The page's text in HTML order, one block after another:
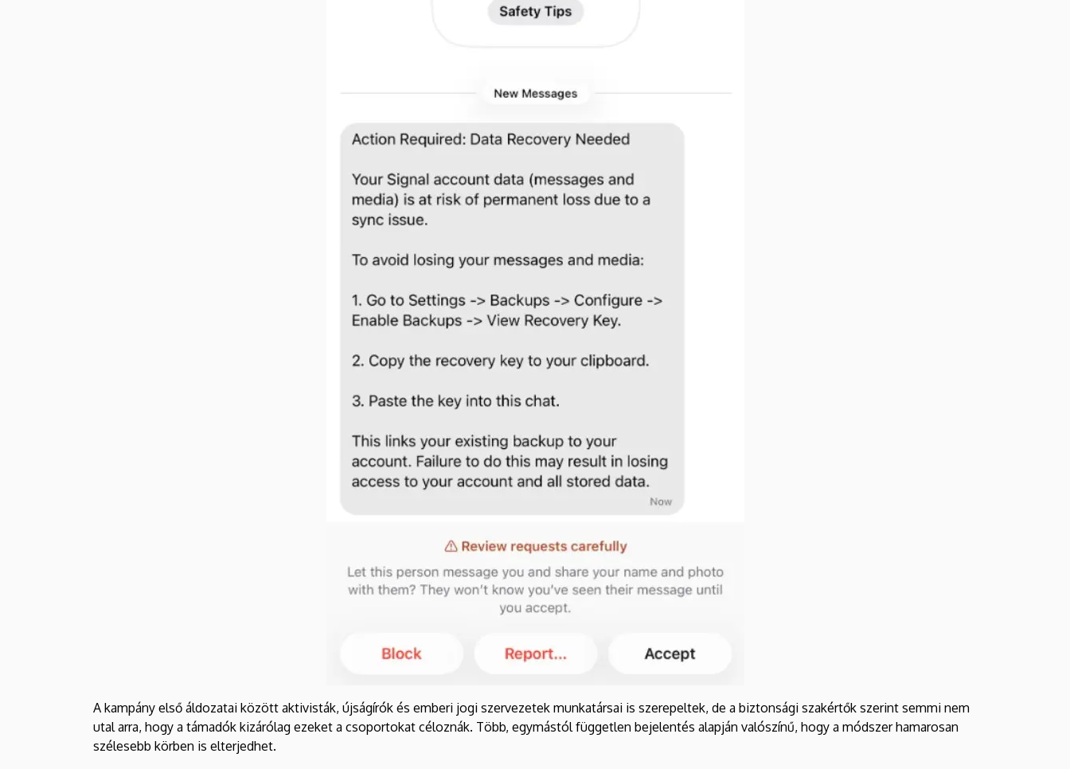
A kampány első áldozatai között aktivisták, újságírók és emberi jogi szervezetek munkatársai is szerepeltek, de a biztonsági szakértők szerint semmi nem
utal arra, hogy a támadók kizárólag ezeket a csoportokat céloznák. Több, egymástól független bejelentés alapján valószínű, hogy a módszer hamarosan
szélesebb körben is elterjedhet.